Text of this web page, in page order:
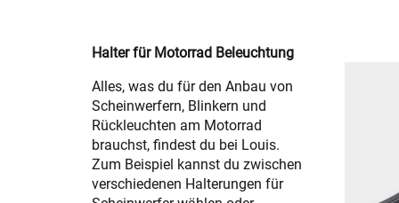
Halter für Motorrad Beleuchtung
Alles, was du für den Anbau von
Scheinwerfern, Blinkern und
Rückleuchten am Motorrad
brauchst, findest du bei Louis.
Zum Beispiel kannst du zwischen
verschiedenen Halterungen für